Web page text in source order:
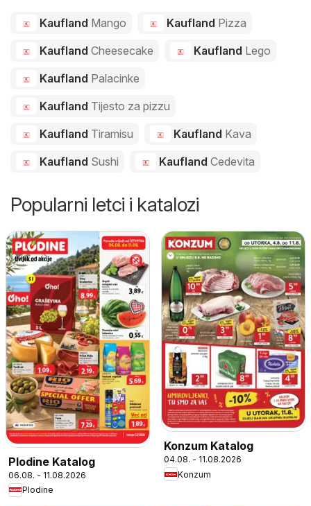
Kaufland Mango Kaufland Pizza
Kaufland Cheesecake Kaufland Lego
Kaufland Palacinke
Kaufland Tijesto za pizzu
Kaufland Tiramisu Kaufland Kava
Kaufland Sushi Kaufland Cedevita
Popularni letci i katalozi
Plodine Katalog
06.08. - 11.08.2026
Plodine
Konzum Katalog
04.08. - 11.08.2026
Konzum